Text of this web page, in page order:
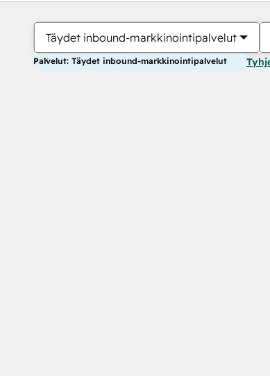
Täydet inbound-markkinointipalvelut
Palvelut: Täydet inbound-markkinointipalvelut